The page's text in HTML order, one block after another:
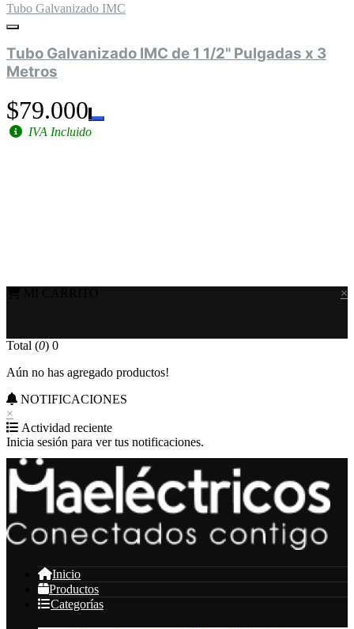
Tubo Galvanizado IMC
Tubo Galvanizado IMC de 1 1/2" Pulgadas x 3
Metros
$79.000
IVA Incluido
×
Total (0) 0
Aún no has agregado productos!
NOTIFICACIONES
×
Actividad reciente
Inicia sesión para ver tus notificaciones.
Inicio
Productos
Categorías